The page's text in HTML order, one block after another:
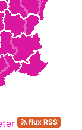
flux RSS